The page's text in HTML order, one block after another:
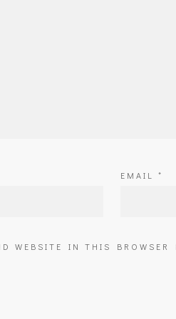
EMAIL *
WEBSITE IN THIS BROWSER